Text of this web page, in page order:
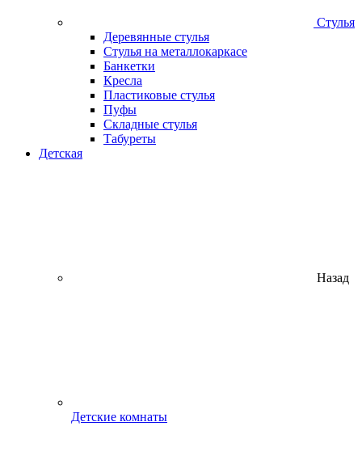
Стулья
Деревянные стулья
Стулья на металлокаркасе
Банкетки
Кресла
Пластиковые стулья
Пуфы
Складные стулья
Табуреты
Детская
Назад
Детские комнаты